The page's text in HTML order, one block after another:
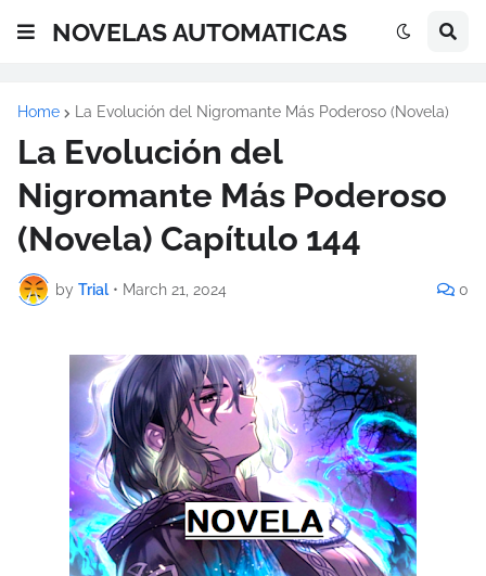
NOVELAS AUTOMATICAS
Home La Evolución del Nigromante Más Poderoso (Novela)
La Evolución del
Nigromante Más Poderoso
(Novela) Capítulo 144
by Trial • March 21, 2024 0